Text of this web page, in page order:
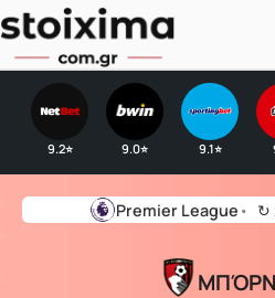
Skip to main content
9.2⭐ 9.0⭐ 9.1⭐
Premier League ↻